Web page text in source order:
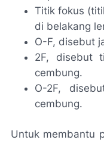
Titik fokus
di belakang
O-F, disebut
2F, disebut
cembung.
O-2F,
cembung.
Untuk membantu